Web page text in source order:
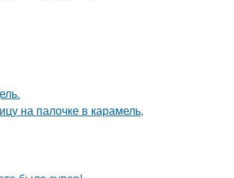
на палочке в карамель,